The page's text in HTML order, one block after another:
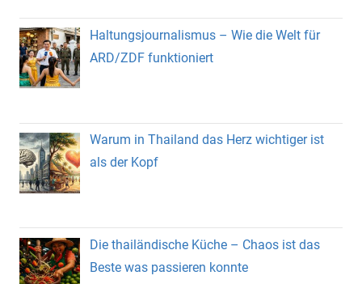
Haltungsjournalismus – Wie die Welt für
ARD/ZDF funktioniert
Warum in Thailand das Herz wichtiger ist
als der Kopf
Die thailändische Küche – Chaos ist das
Beste was passieren konnte